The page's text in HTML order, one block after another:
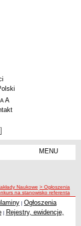
pomniejsz czcionkę
A standardowy rozmiar czcionki
A
MENU
Naukowe > Ogłoszenia
na stanowisko referenta
| Ogłoszenia
| Rejestry, ewidencje,